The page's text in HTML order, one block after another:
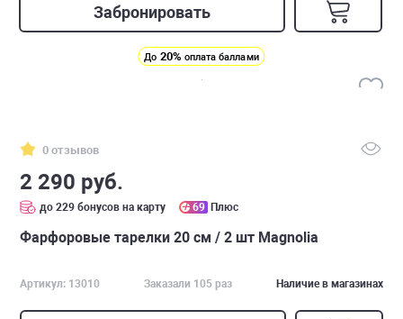
Забронировать
До 20% оплата баллами
0 отзывов
2 290 руб.
до 229 бонусов на карту 69 Плюс
Фарфоровые тарелки 20 см / 2 шт Magnolia
Артикул: 13010 Заказали 105 раз Наличие в магазинах